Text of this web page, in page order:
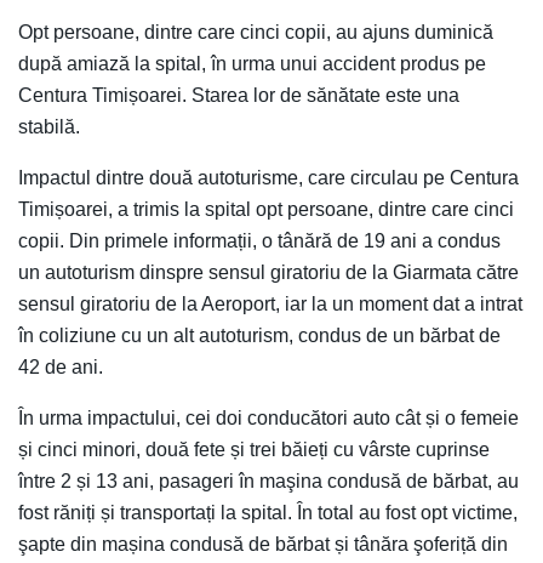
Opt persoane, dintre care cinci copii, au ajuns duminică
după amiază la spital, în urma unui accident produs pe
Centura Timișoarei. Starea lor de sănătate este una
stabilă.
Impactul dintre două autoturisme, care circulau pe Centura
Timișoarei, a trimis la spital opt persoane, dintre care cinci
copii. Din primele informații, o tânără de 19 ani a condus
un autoturism dinspre sensul giratoriu de la Giarmata către
sensul giratoriu de la Aeroport, iar la un moment dat a intrat
în coliziune cu un alt autoturism, condus de un bărbat de
42 de ani.
În urma impactului, cei doi conducători auto cât și o femeie
și cinci minori, două fete și trei băieți cu vârste cuprinse
între 2 și 13 ani, pasageri în maşina condusă de bărbat, au
fost răniți și transportați la spital. În total au fost opt victime,
şapte din mașina condusă de bărbat și tânăra şoferiță din